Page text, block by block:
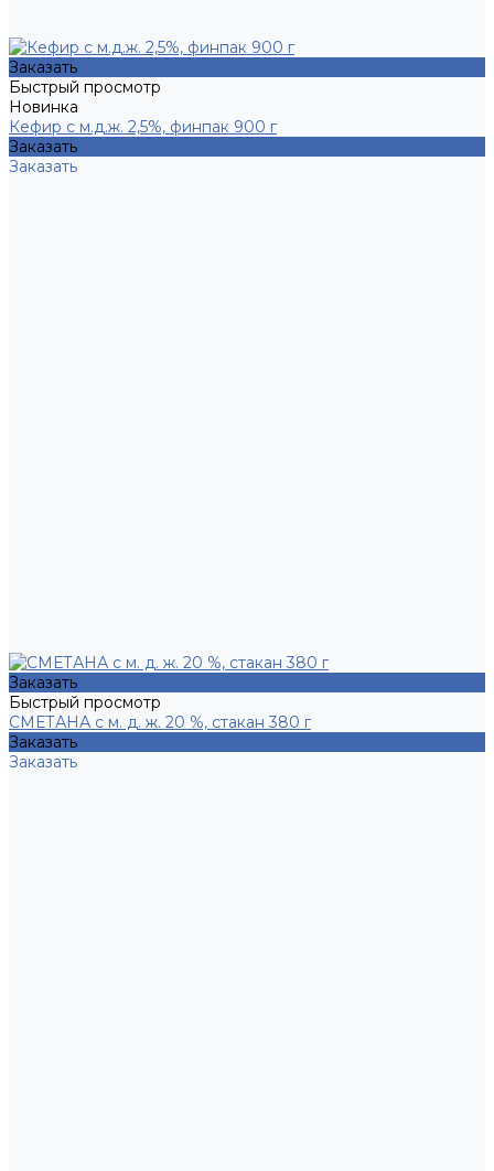
Заказать
Быстрый просмотр
Новинка
Кефир с м.д.ж. 2,5%, финпак 900 г
Заказать
Заказать
Заказать
Быстрый просмотр
СМЕТАНА с м. д. ж. 20 %, стакан 380 г
Заказать
Заказать